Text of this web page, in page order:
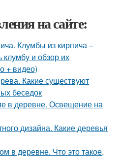
на сайте:
Клумбы из кирпича –
клумбу и обзор их
+ видео)
Какие существуют
беседок
в деревне. Освещение на
дизайна. Какие деревья
в деревне. Что это такое,